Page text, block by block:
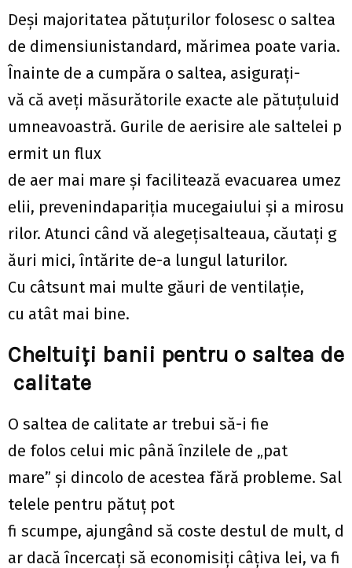
Deși majoritatea pătuțurilor folosesc o saltea
de dimensiunistandard, mărimea poate varia.
Înainte de a cumpăra o saltea, asigurați-
vă că aveți măsurătorile exacte ale pătuțuluid
umneavoastră. Gurile de aerisire ale saltelei p
ermit un flux
de aer mai mare și facilitează evacuarea umez
elii, prevenindapariția mucegaiului și a mirosu
rilor. Atunci când vă alegețisalteaua, căutați g
ăuri mici, întărite de-a lungul laturilor.
Cu câtsunt mai multe găuri de ventilație,
cu atât mai bine.
Cheltuiți banii pentru o saltea de
calitate
O saltea de calitate ar trebui să-i fie
de folos celui mic până înzilele de „pat
mare” și dincolo de acestea fără probleme. Sal
telele pentru pătuț pot
fi scumpe, ajungând să coste destul de mult, d
ar dacă încercați să economisiți câțiva lei, va fi